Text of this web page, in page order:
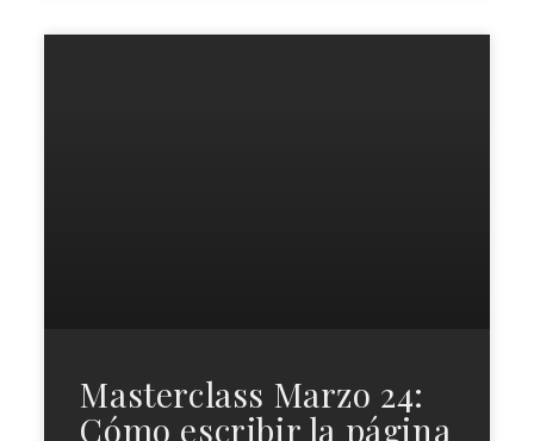
Masterclass Marzo 24:
Cómo escribir la página